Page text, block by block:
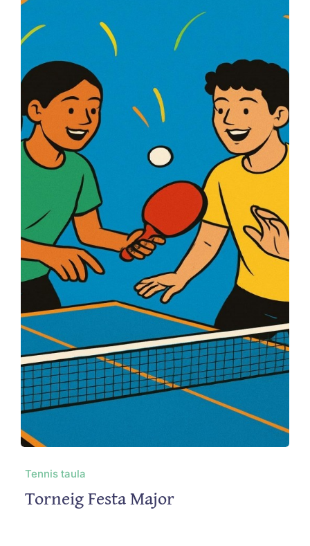
Tennis taula
Torneig Festa Major